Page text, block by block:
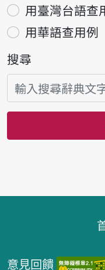
用臺灣台語查
用華語查用例
搜尋
意見回饋